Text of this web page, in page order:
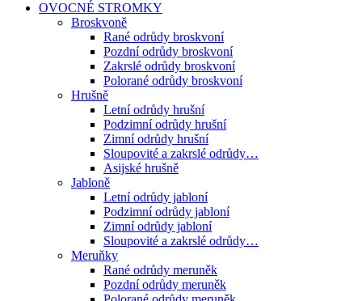
OVOCNÉ STROMKY
Broskvoně
Rané odrůdy broskvoní
Pozdní odrůdy broskvoní
Zakrslé odrůdy broskvoní
Polorané odrůdy broskvoní
Hrušně
Letní odrůdy hrušní
Podzimní odrůdy hrušní
Zimní odrůdy hrušní
Sloupovité a zakrslé odrůdy…
Asijské hrušně
Jabloně
Letní odrůdy jabloní
Podzimní odrůdy jabloní
Zimní odrůdy jabloní
Sloupovité a zakrslé odrůdy…
Meruňky
Rané odrůdy meruněk
Pozdní odrůdy meruněk